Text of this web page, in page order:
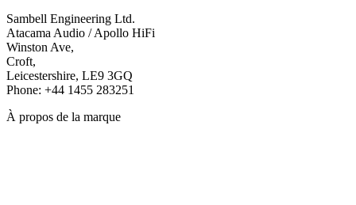
Sambell Engineering Ltd.
Atacama Audio / Apollo HiFi
Winston Ave,
Croft,
Leicestershire, LE9 3GQ
Phone: +44 1455 283251
À propos de la marque